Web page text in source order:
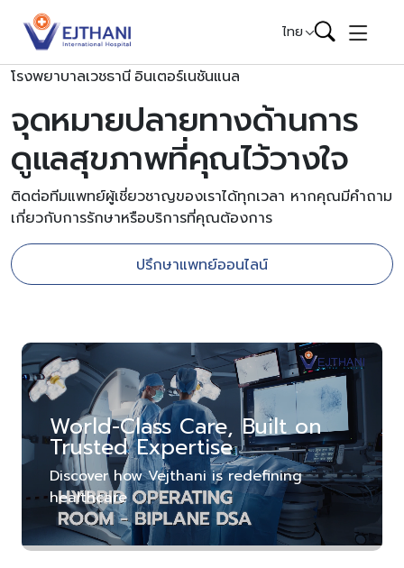
Skip to content
ไทย
โรงพยาบาลเวชธานี อินเตอร์เนชันแนล
จุดหมายปลายทางด้านการ
ดูแลสุขภาพที่คุณไว้วางใจ
ติดต่อทีมแพทย์ผู้เชี่ยวชาญของเราได้ทุกเวลา หากคุณมีคำถาม
เกี่ยวกับการรักษาหรือบริการที่คุณต้องการ
ปรึกษาแพทย์ออนไลน์
World-Class Care, Built on
Trusted Expertise
Discover how Vejthani is redefining
healthcare